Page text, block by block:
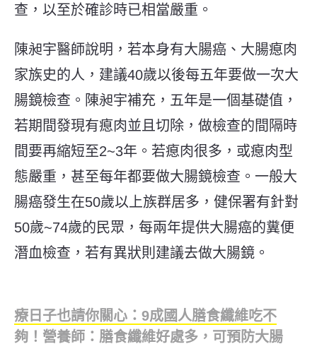
查，以至於確診時已相當嚴重。
陳昶宇醫師說明，若本身有大腸癌、大腸瘜肉
家族史的人，建議40歲以後每五年要做一次大
腸鏡檢查。陳昶宇補充，五年是一個基礎值，
若期間發現有瘜肉並且切除，做檢查的間隔時
間要再縮短至2~3年。若瘜肉很多，或瘜肉型
態嚴重，甚至每年都要做大腸鏡檢查。一般大
腸癌發生在50歲以上族群居多，健保署有針對
50歲~74歲的民眾，每兩年提供大腸癌的糞便
潛血檢查，若有異狀則建議去做大腸鏡。
療日子也請你關心： 9成國人膳食纖維吃不
夠！營養師：膳食纖維好處多，可預防大腸